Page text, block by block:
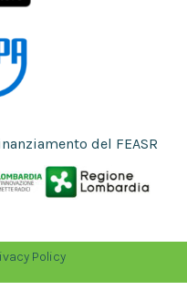
del FEASR
Policy